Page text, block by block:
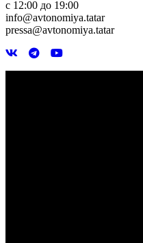
с 12:00 до 19:00
info@avtonomiya.tatar
pressa@avtonomiya.tatar